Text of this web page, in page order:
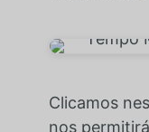
Clicamos
nos